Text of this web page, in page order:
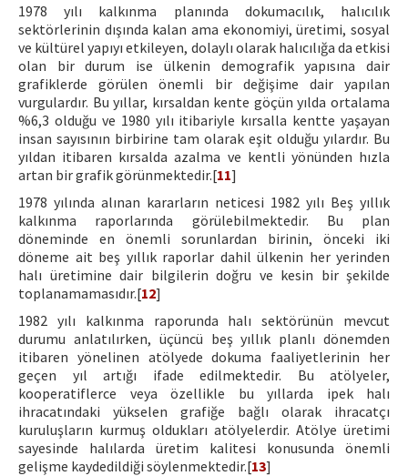
1978 yılı kalkınma planında dokumacılık, halıcılık
sektörlerinin dışında kalan ama ekonomiyi, üretimi, sosyal
ve kültürel yapıyı etkileyen, dolaylı olarak halıcılığa da etkisi
olan bir durum ise ülkenin demografik yapısına dair
grafiklerde görülen önemli bir değişime dair yapılan
vurgulardır. Bu yıllar, kırsaldan kente göçün yılda ortalama
%6,3 olduğu ve 1980 yılı itibariyle kırsalla kentte yaşayan
insan sayısının birbirine tam olarak eşit olduğu yılardır. Bu
yıldan itibaren kırsalda azalma ve kentli yönünden hızla
artan bir grafik görünmektedir.[11]
1978 yılında alınan kararların neticesi 1982 yılı Beş yıllık
kalkınma raporlarında görülebilmektedir. Bu plan
döneminde en önemli sorunlardan birinin, önceki iki
döneme ait beş yıllık raporlar dahil ülkenin her yerinden
halı üretimine dair bilgilerin doğru ve kesin bir şekilde
toplanamamasıdır.[12]
1982 yılı kalkınma raporunda halı sektörünün mevcut
durumu anlatılırken, üçüncü beş yıllık planlı dönemden
itibaren yönelinen atölyede dokuma faaliyetlerinin her
geçen yıl artığı ifade edilmektedir. Bu atölyeler,
kooperatiflerce veya özellikle bu yıllarda ipek halı
ihracatındaki yükselen grafiğe bağlı olarak ihracatçı
kuruluşların kurmuş oldukları atölyelerdir. Atölye üretimi
sayesinde halılarda üretim kalitesi konusunda önemli
gelişme kaydedildiği söylenmektedir.[13]